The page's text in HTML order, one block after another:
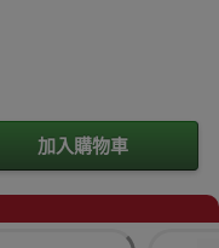
加入購物車